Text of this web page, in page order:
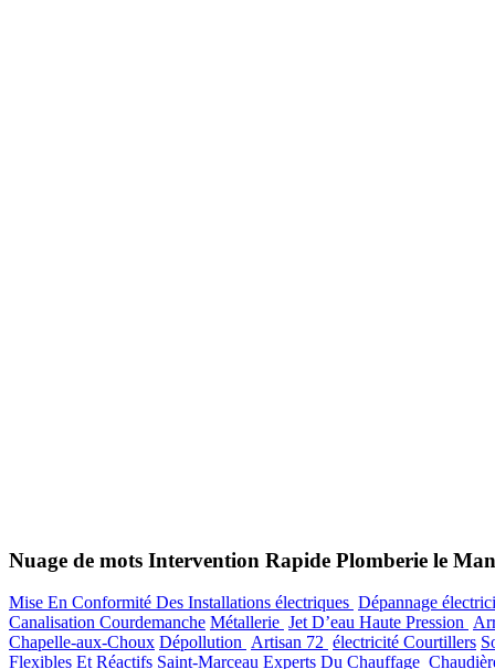
Nuage de mots Intervention Rapide Plomberie le
Mise En Conformité Des Installations électriques Dépannage
Canalisation Courdemanche Métallerie Jet D’eau Haute Pression
Chapelle-aux-Choux Dépollution Artisan 72 électricité Courtillers
Flexibles Et Réactifs Saint-Marceau Experts Du Chauffage